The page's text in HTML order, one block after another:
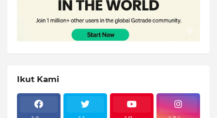
Ikut Kami